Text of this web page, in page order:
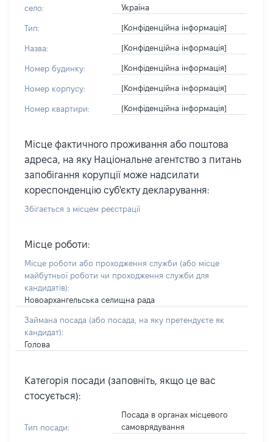
село:
Україна
Тип: [Конфіденційна інформація]
Назва: [Конфіденційна інформація]
Номер будинку: [Конфіденційна інформація]
Номер корпусу: [Конфіденційна інформація]
Номер квартири: [Конфіденційна інформація]
Місце фактичного проживання або поштова
адреса, на яку Національне агентство з питань
запобігання корупції може надсилати
кореспонденцію суб'єкту декларування:
Збігається з місцем реєстрації
Місце роботи:
Місце роботи або проходження служби (або місце
майбутньої роботи чи проходження служби для
кандидатів):
Новоархангельська селищна рада
Займана посада (або посада, на яку претендуєте як
кандидат):
Голова
Категорія посади (заповніть, якщо це вас
стосується):
Тип посади:
Посада в органах місцевого
самоврядування